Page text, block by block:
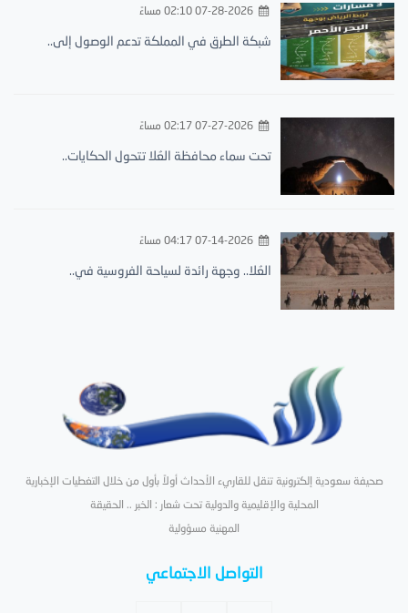
07-28-2026 02:10 مساءً
شبكة الطرق في المملكة تدعم الوصول إلى..
07-27-2026 02:17 مساءً
تحت سماء محافظة العُلا تتحول الحكايات..
07-14-2026 04:17 مساءً
العُلا.. وجهة رائدة لسياحة الفروسية في..
صحيفة سعودية إلكترونية تنقل للقاريء الأحداث أولاً بأول من خلال التغطيات الإخبارية
المحلية والإقليمية والدولية تحت شعار : الخبر .. الحقيقة
المهنية مسؤولية
التواصل الاجتماعي